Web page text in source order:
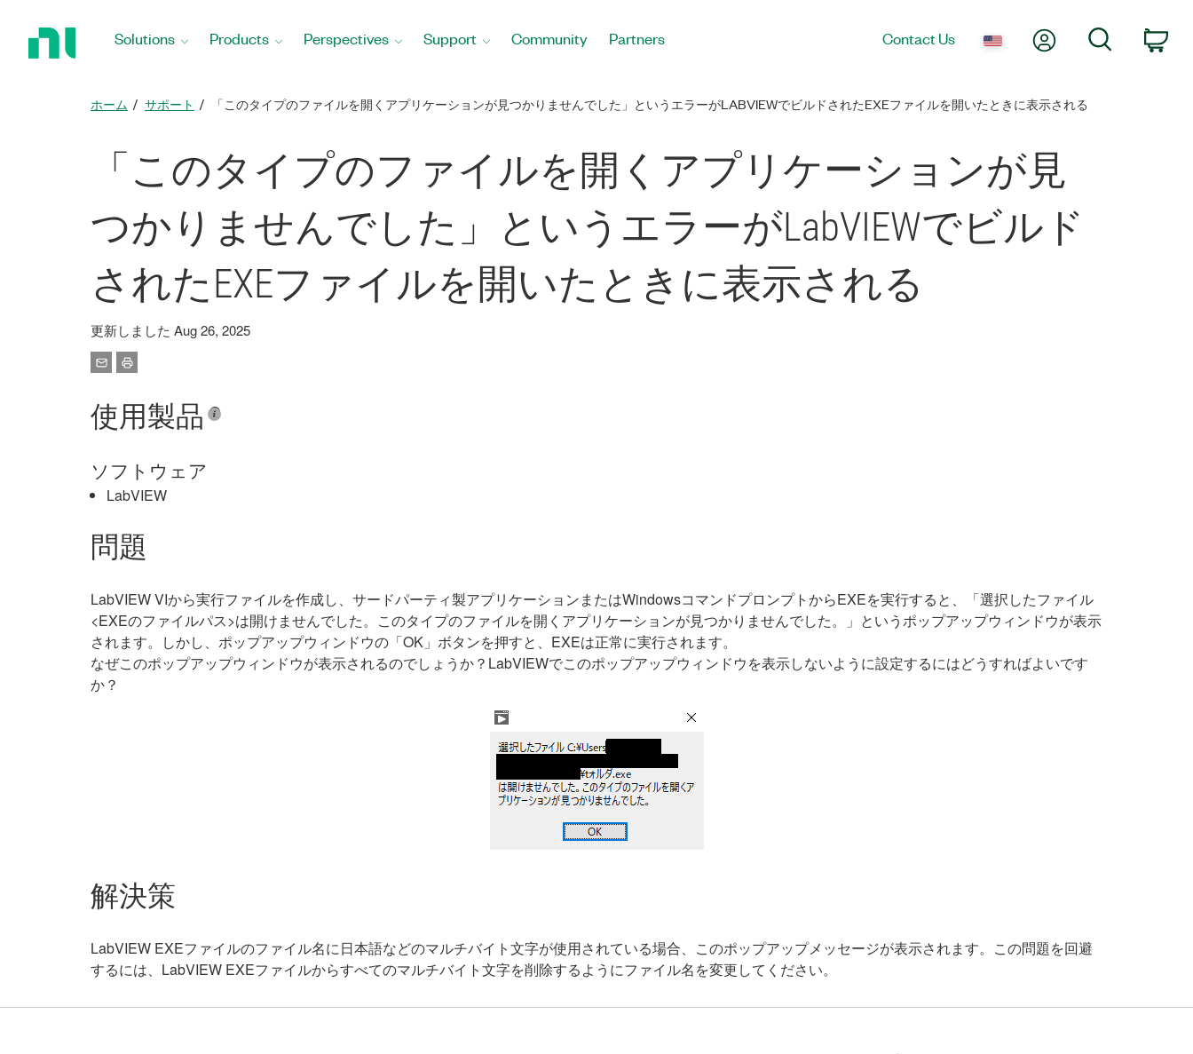
Solutions Products Perspectives Support Community Partners Contact Us My AccountSearch
ホーム サポート 「このタイプのファイルを開くアプリケーションが見つかりませんでした」というエラーがLABVIEWでビルドされたEXEファイルを開いたときに表示される
「このタイプのファイルを開くアプリケーションが見
つかりませんでした」というエラーがLabVIEWでビルド
されたEXEファイルを開いたときに表示される
更新しました Aug 26, 2025
使用製品
ソフトウェア
LabVIEW
問題
LabVIEW VIから実行ファイルを作成し、サードパーティ製アプリケーションまたはWindowsコマンドプロンプトからEXEを実行すると、「選択したファイル
<EXEのファイルパス>は開けませんでした。このタイプのファイルを開くアプリケーションが見つかりませんでした。」というポップアップウィンドウが表示
されます。しかし、ポップアップウィンドウの「OK」ボタンを押すと、EXEは正常に実行されます。
なぜこのポップアップウィンドウが表示されるのでしょうか？LabVIEWでこのポップアップウィンドウを表示しないように設定するにはどうすればよいです
か？
解決策
LabVIEW EXEファイルのファイル名に日本語などのマルチバイト文字が使用されている場合、このポップアップメッセージが表示されます。この問題を回避
するには、LabVIEW EXEファイルからすべてのマルチバイト文字を削除するようにファイル名を変更してください。